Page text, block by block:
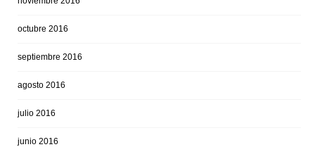
octubre 2016
septiembre 2016
agosto 2016
julio 2016
junio 2016